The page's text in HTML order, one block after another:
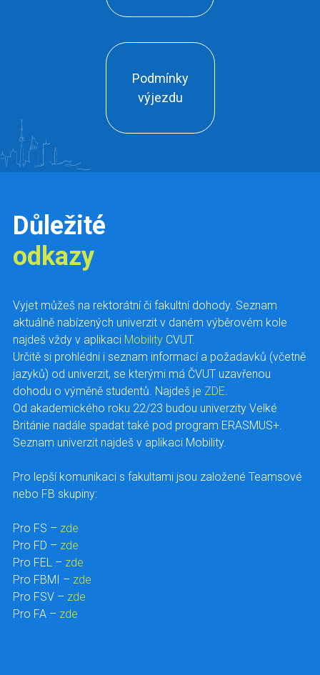
Podmínky
výjezdu
Důležité
odkazy
Vyjet můžeš na rektorátní či fakultní dohody. Seznam
aktuálně nabízených univerzit v daném výběrovém kole
najdeš vždy v aplikaci Mobility CVUT.
Určitě si prohlédni i seznam informací a požadavků (včetně
jazyků) od univerzit, se kterými má ČVUT uzavřenou
dohodu o výměně studentů. Najdeš je ZDE.
Od akademického roku 22/23 budou univerzity Velké
Británie nadále spadat také pod program ERASMUS+.
Seznam univerzit najdeš v aplikaci Mobility.
Pro lepší komunikaci s fakultami jsou založené Teamsové
nebo FB skupiny:
Pro FS – zde
Pro FD – zde
Pro FEL – zde
Pro FBMI – zde
Pro FSV – zde
Pro FA – zde